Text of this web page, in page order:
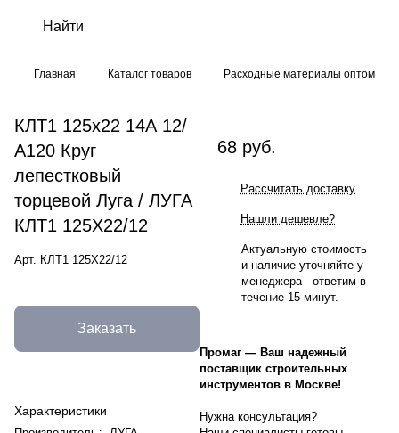
Главная Каталог товаров Расходные материалы оптом
КЛТ1 125х22 14А 12/
А120 Круг
лепестковый
торцевой Луга / ЛУГА
КЛТ1 125Х22/12
Арт. КЛТ1 125Х22/12
Заказать
Характеристики
68 руб.
Рассчитать доставку
Нашли дешевле?
Актуальную стоимость
и наличие уточняйте у
менеджера - ответим в
течение 15 минут.
Промаг — Ваш надежный
поставщик строительных
инструментов в Москве!
Нужна консультация?